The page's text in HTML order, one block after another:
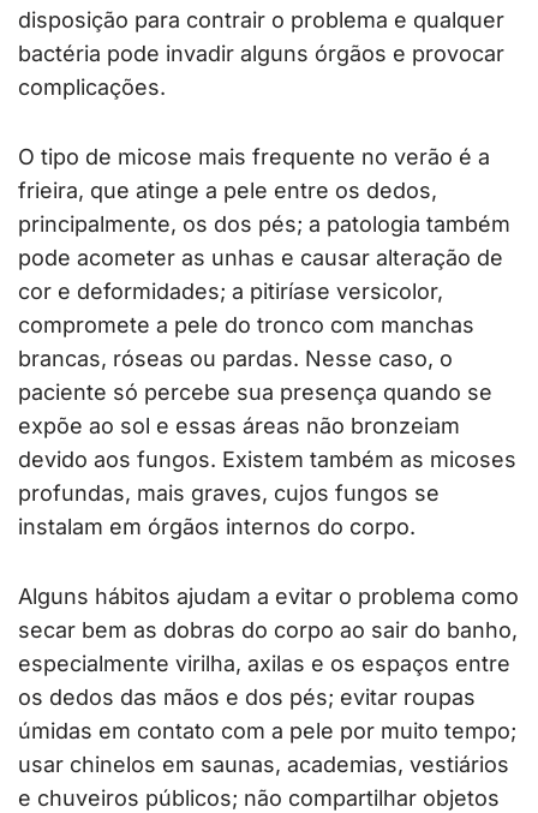
disposição para contrair o problema e qualquer
bactéria pode invadir alguns órgãos e provocar
complicações.
O tipo de micose mais frequente no verão é a
frieira, que atinge a pele entre os dedos,
principalmente, os dos pés; a patologia também
pode acometer as unhas e causar alteração de
cor e deformidades; a pitiríase versicolor,
compromete a pele do tronco com manchas
brancas, róseas ou pardas. Nesse caso, o
paciente só percebe sua presença quando se
expõe ao sol e essas áreas não bronzeiam
devido aos fungos. Existem também as micoses
profundas, mais graves, cujos fungos se
instalam em órgãos internos do corpo.
Alguns hábitos ajudam a evitar o problema como
secar bem as dobras do corpo ao sair do banho,
especialmente virilha, axilas e os espaços entre
os dedos das mãos e dos pés; evitar roupas
úmidas em contato com a pele por muito tempo;
usar chinelos em saunas, academias, vestiários
e chuveiros públicos; não compartilhar objetos